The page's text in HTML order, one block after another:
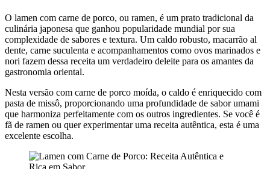
O lamen com carne de porco, ou ramen, é um prato tradicional da
culinária japonesa que ganhou popularidade mundial por sua
complexidade de sabores e textura. Um caldo robusto, macarrão al
dente, carne suculenta e acompanhamentos como ovos marinados e
nori fazem dessa receita um verdadeiro deleite para os amantes da
gastronomia oriental.
Nesta versão com carne de porco moída, o caldo é enriquecido com
pasta de missô, proporcionando uma profundidade de sabor umami
que harmoniza perfeitamente com os outros ingredientes. Se você é
fã de ramen ou quer experimentar uma receita autêntica, esta é uma
excelente escolha.